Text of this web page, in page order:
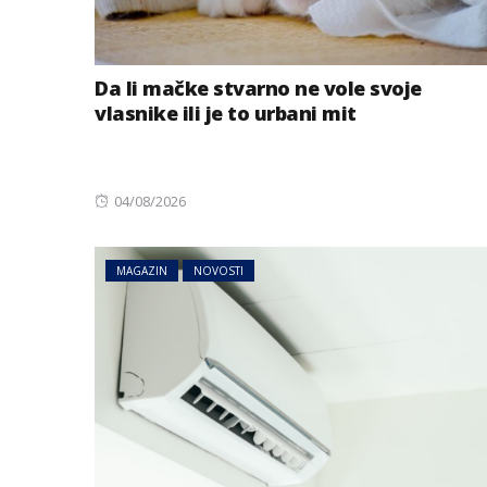
Da li mačke stvarno ne vole svoje
vlasnike ili je to urbani mit
Posted
04/08/2026
MAGAZIN NOVOSTI
Zemljotres u
se kreveti i